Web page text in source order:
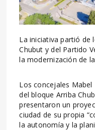
La iniciativa partió de
Chubut y del Partido
la modernización de
Los concejales
del bloque Arriba
presentaron un
ciudad de su propia
la autonomía y la